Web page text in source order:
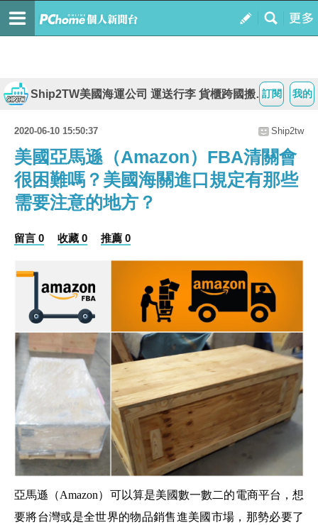
我的
訂閱
Ship2TW美國海運公司 運送行李 貨櫃跨國搬家 代購大型物品回台灣
2020-06-10 15:50:37 Ship2tw
美國亞馬遜（Amazon）FBA清關會
很困難嗎？美國海關進口規定有那些
需要注意的地方？
留言 0 收藏 0 推薦 0
亞馬遜（Amazon） 可以算是美國數一數二的電商平台，想
要將台灣或是全世界的物品銷售進美國市場，那勢必要了